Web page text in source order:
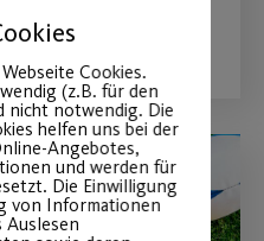
Cookies.
(z.B. für den
nicht notwendig. Die
helfen uns bei der
Angebotes,
und werden für
Die Einwilligung
von Informationen
Auslesen